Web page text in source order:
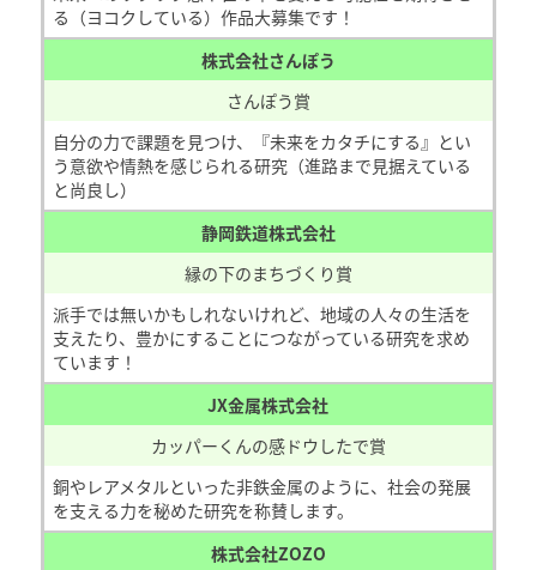
る（ヨコクしている）作品大募集です！
株式会社さんぽう
さんぽう賞
自分の力で課題を見つけ、『未来をカタチにする』とい
う意欲や情熱を感じられる研究（進路まで見据えている
と尚良し）
静岡鉄道株式会社
縁の下のまちづくり賞
派手では無いかもしれないけれど、地域の人々の生活を
支えたり、豊かにすることにつながっている研究を求め
ています！
JX金属株式会社
カッパーくんの感ドウしたで賞
銅やレアメタルといった非鉄金属のように、社会の発展
を支える力を秘めた研究を称賛します。
株式会社ZOZO